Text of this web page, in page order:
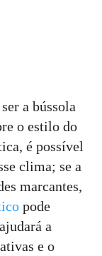
a bússola
o estilo do
é possível
clima; se a
marcantes,
pode
a
e o